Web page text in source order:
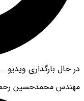
در حال بارگذاری ویدیو...
مهندس محمدحسین